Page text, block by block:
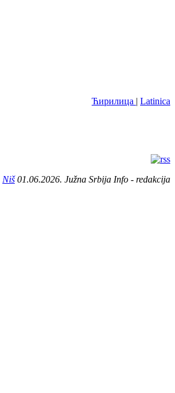
Ћирилица | Latinica
Niš01.06.2026. Južna Srbija Info - redakcija